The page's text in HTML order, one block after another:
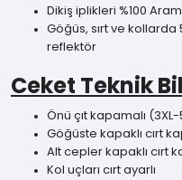
Dikiş iplikleri %100
Göğüs, sırt ve
reflektör
Ceket Teknik
Önü çıt kapamalı (3XL-
Göğüste kapaklı cırt
Alt cepler kapaklı cırt
Kol uçları cırt ayarlı